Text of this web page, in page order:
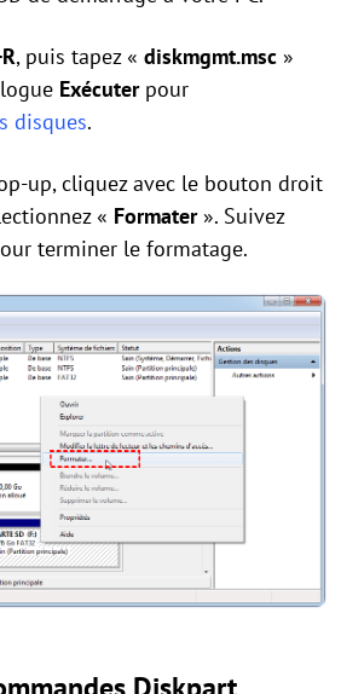
, puis tapez « diskmgmt.msc »
Exécuterpour
disques.
up, cliquez avec le bouton droit
« Formater». Suivez
terminer le formatage.